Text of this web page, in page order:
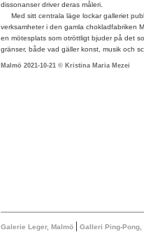
dissonanser driver deras måleri.
Med sitt centrala läge lockar galleriet
verksamheter i den gamla chokladfabriken
en mötesplats som otröttligt bjuder på det
gränser, både vad gäller konst, musik och
Malmö 2021-10-21 © Kristina Maria Mezei
Galerie Leger, Malmö | Galleri Ping-Pong,